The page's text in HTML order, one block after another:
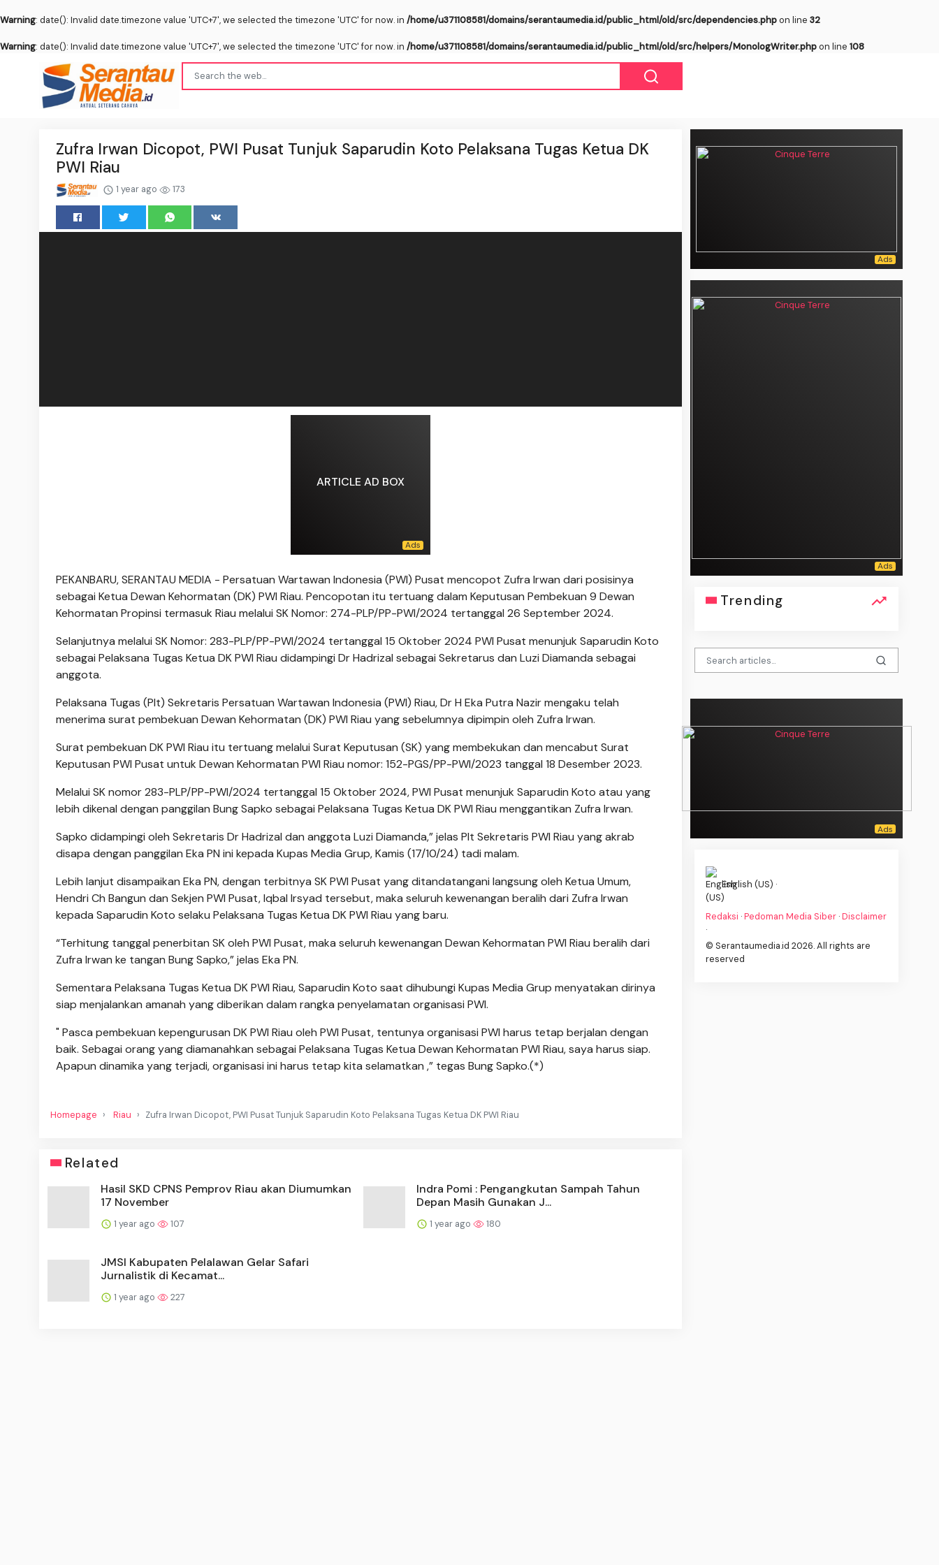
Warning: date(): Invalid date.timezone value 'UTC+7', we selected the timezone 'UTC' for now. in /home/u371108581/domains/serantaumedia.id/public_html/old/src/dependencies.phpon line 32
Warning: date(): Invalid date.timezone value 'UTC+7', we selected the timezone 'UTC' for now. in /home/u371108581/domains/serantaumedia.id/public_html/old/src/helpers/MonologWriter.phpon line 108
Zufra Irwan Dicopot, PWI Pusat Tunjuk Saparudin Koto Pelaksana Tugas Ketua DK
PWI Riau
1 year ago 173
ARTICLE AD BOX
PEKANBARU, SERANTAU MEDIA - Persatuan Wartawan Indonesia (PWI) Pusat mencopot Zufra Irwan dari posisinya
sebagai Ketua Dewan Kehormatan (DK) PWI Riau. Pencopotan itu tertuang dalam Keputusan Pembekuan 9 Dewan
Kehormatan Propinsi termasuk Riau melalui SK Nomor: 274-PLP/PP-PWI/2024 tertanggal 26 September 2024.
Selanjutnya melalui SK Nomor: 283-PLP/PP-PWI/2024 tertanggal 15 Oktober 2024 PWI Pusat menunjuk Saparudin Koto
sebagai Pelaksana Tugas Ketua DK PWI Riau didampingi Dr Hadrizal sebagai Sekretarus dan Luzi Diamanda sebagai
anggota.
Pelaksana Tugas (Plt) Sekretaris Persatuan Wartawan Indonesia (PWI) Riau, Dr H Eka Putra Nazir mengaku telah
menerima surat pembekuan Dewan Kehormatan (DK) PWI Riau yang sebelumnya dipimpin oleh Zufra Irwan.
Surat pembekuan DK PWI Riau itu tertuang melalui Surat Keputusan (SK) yang membekukan dan mencabut Surat
Keputusan PWI Pusat untuk Dewan Kehormatan PWI Riau nomor: 152-PGS/PP-PWI/2023 tanggal 18 Desember 2023.
Melalui SK nomor 283-PLP/PP-PWI/2024 tertanggal 15 Oktober 2024, PWI Pusat menunjuk Saparudin Koto atau yang
lebih dikenal dengan panggilan Bung Sapko sebagai Pelaksana Tugas Ketua DK PWI Riau menggantikan Zufra Irwan.
Sapko didampingi oleh Sekretaris Dr Hadrizal dan anggota Luzi Diamanda,” jelas Plt Sekretaris PWI Riau yang akrab
disapa dengan panggilan Eka PN ini kepada Kupas Media Grup, Kamis (17/10/24) tadi malam.
Lebih lanjut disampaikan Eka PN, dengan terbitnya SK PWI Pusat yang ditandatangani langsung oleh Ketua Umum,
Hendri Ch Bangun dan Sekjen PWI Pusat, Iqbal Irsyad tersebut, maka seluruh kewenangan beralih dari Zufra Irwan
kepada Saparudin Koto selaku Pelaksana Tugas Ketua DK PWI Riau yang baru.
“Terhitung tanggal penerbitan SK oleh PWI Pusat, maka seluruh kewenangan Dewan Kehormatan PWI Riau beralih dari
Zufra Irwan ke tangan Bung Sapko,” jelas Eka PN.
Sementara Pelaksana Tugas Ketua DK PWI Riau, Saparudin Koto saat dihubungi Kupas Media Grup menyatakan dirinya
siap menjalankan amanah yang diberikan dalam rangka penyelamatan organisasi PWI.
" Pasca pembekuan kepengurusan DK PWI Riau oleh PWI Pusat, tentunya organisasi PWI harus tetap berjalan dengan
baik. Sebagai orang yang diamanahkan sebagai Pelaksana Tugas Ketua Dewan Kehormatan PWI Riau, saya harus siap.
Apapun dinamika yang terjadi, organisasi ini harus tetap kita selamatkan ,” tegas Bung Sapko.(*)
Homepage Riau Zufra Irwan Dicopot, PWI Pusat Tunjuk Saparudin Koto Pelaksana Tugas Ketua DK PWI Riau
Related
Hasil SKD CPNS Pemprov Riau akan Diumumkan
17 November
1 year ago 107
Indra Pomi : Pengangkutan Sampah Tahun
Depan Masih Gunakan J...
1 year ago 180
JMSI Kabupaten Pelalawan Gelar Safari
Jurnalistik di Kecamat...
1 year ago 227
Trending
English (US) ·
Redaksi ·Pedoman Media Siber ·Disclaimer
·
© Serantaumedia.id 2026. All rights are
reserved